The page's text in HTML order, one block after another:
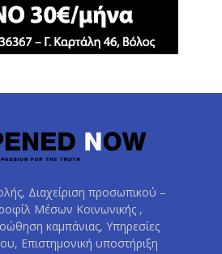
Διαχείριση προσωπικού –
Μέσων Κοινωνικής ,
καμπάνιας, Υπηρεσίες
Επιστημονική υποστήριξη